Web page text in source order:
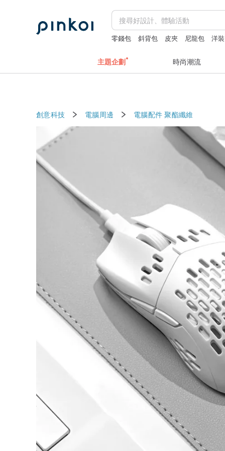
零錢包 斜背包 皮夾 尼龍包 洋裝
主題企劃 時尚潮流
創意科技 電腦周邊 電腦配件 聚酯纖維